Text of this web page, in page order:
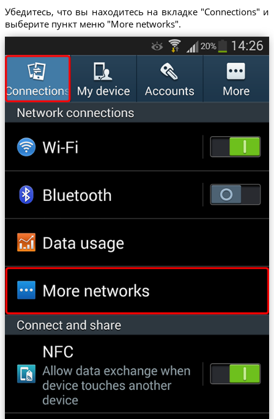
Убедитесь, что вы находитесь на вкладке "Connections" и
выберите пункт меню "More networks".